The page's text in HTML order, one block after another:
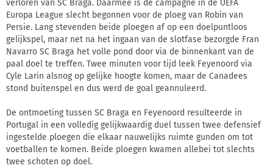
verloren van SC Braga. Daarmee is de campagne in de UEFA
Europa League slecht begonnen voor de ploeg van Robin van
Persie. Lang stevenden beide ploegen af op een doelpuntloos
gelijkspel, maar net na het ingaan van de slotfase bezorgde Fran
Navarro SC Braga het volle pond door via de binnenkant van de
paal doel te treffen. Twee minuten voor tijd leek Feyenoord via
Cyle Larin alsnog op gelijke hoogte komen, maar de Canadees
stond buitenspel en dus werd de goal geannuleerd.
De ontmoeting tussen SC Braga en Feyenoord resulteerde in
Portugal in een volledig gelijkwaardig duel tussen twee defensief
ingestelde ploegen die elkaar nauwelijks ruimte gunden om tot
voetballen te komen. Beide ploegen kwamen allebei tot slechts
twee schoten op doel.